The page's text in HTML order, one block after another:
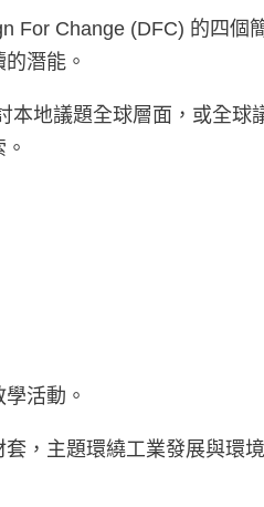
For Change (DFC) 的四
潛能。
本地議題全球層面，或全
活動。
，主題環繞工業發展與環